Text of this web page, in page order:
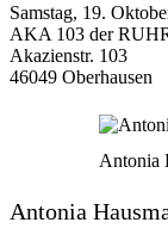
Samstag, 19.
AKA 103 der
Akazienstr. 103
46049 Oberhausen
Antonia
Antonia